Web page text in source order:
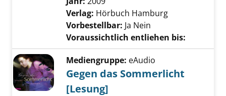
Verlag: Hörbuch Hamburg
Vorbestellbar: Ja Nein
Voraussichtlich entliehen bis:
Mediengruppe: eAudio
Gegen das Sommerlicht
[Lesung]